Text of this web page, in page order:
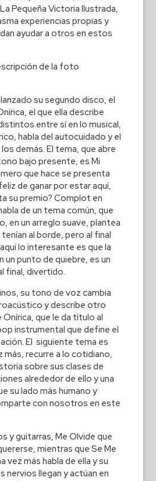
Pequeña Victoria Ilustrada,
experiencias propias y
ayudar a otros en estos
su segundo disco, el
el que ella describe
entre sí en lo musical,
habla del autocuidado y el
demás. El tema, que abre
bajo presente, es Mi
que hace se presenta
de ganar por estar aquí,
su premio? Complot en
de un tema común, que
en un arreglo suave, plantea
al borde, pero al final
lo interesante es que la
un punto de quiebre, es un
final, divertido.
su tono de voz cambia
y describe otro
que le da título al
instrumental que define el
El siguiente tema es
más, recurre a lo cotidiano,
sobre sus clases de
alrededor de ello y una
su lado más humano y
con nosotros en este
y guitarras, Me Olvide que
mientras que Se Me
vez más habla de ella y su
nervios llegan y actúan en